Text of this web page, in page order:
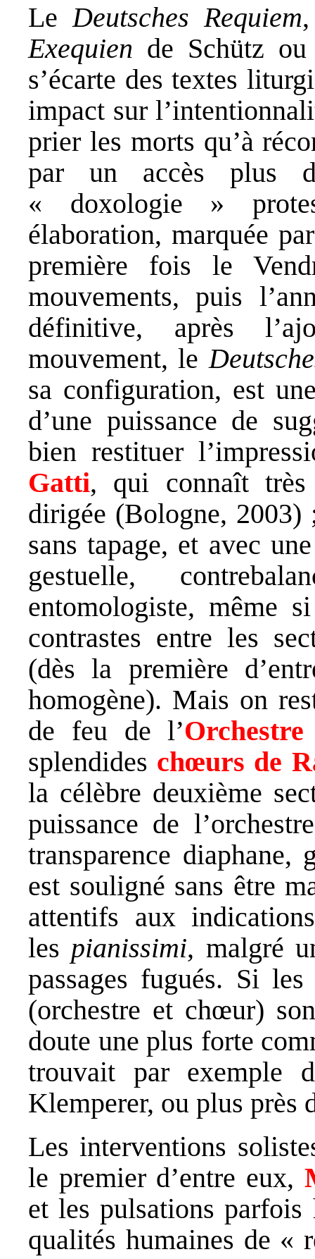
Le Deutsches Requiem
Exequien de Schütz
s’écarte des textes
impact sur
prier les morts qu’à
par un accès plus
« doxologie »
élaboration, marquée
première fois le
mouvements, puis
définitive, après
mouvement, le
sa configuration, est
d’une puissance de
bien restituer
Gatti, qui connaît
dirigée (Bologne, 2003)
sans tapage, et avec
gestuelle,
entomologiste, même
contrastes entre les
(dès la première
homogène). Mais on
de feu de l’
splendides chœurs de
la célèbre deuxième
puissance de
transparence
est souligné sans être
attentifs aux
les pianissimi, malgré
passages fugués. Si
(orchestre et chœur)
doute une plus forte
trouvait par exemple
Klemperer, ou plus près
Les interventions
le premier d’entre eux,
et les pulsations
qualités humaines de «